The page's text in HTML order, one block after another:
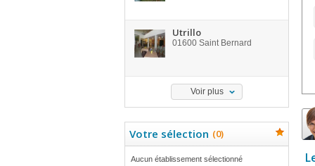
Utrillo
01600 Saint Bernard
Voir plus
Votre sélection (0)
Aucun établissement sélectionné